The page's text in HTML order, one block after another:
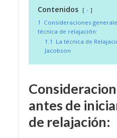
Contenidos
-
1 Consideraciones
técnica de relajación:
1.1 La técnica de
Jacobson
antes de
de relajación: